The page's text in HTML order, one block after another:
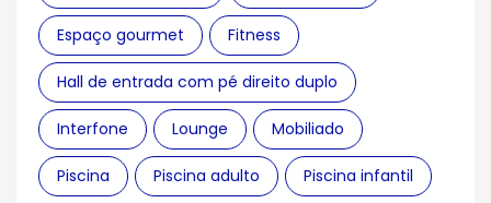
Espaço gourmet Fitness
Hall de entrada com pé direito duplo
Interfone Lounge Mobiliado
Piscina Piscina adulto Piscina infantil